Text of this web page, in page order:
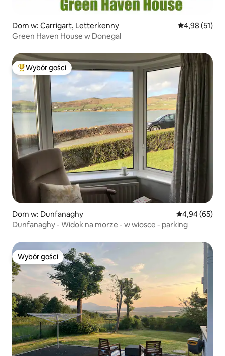
Dom w: Carrigart, Letterkenny Średnia
4,98 (51)
Green Haven House w Donegal
Najpopularniejsze z kategorii Wybór gości
Wybór gości
Dom w: Dunfanaghy Średnia
4,94 (65)
Dunfanaghy - Widok na morze - w wiosce - parking
Wybór gości
Wybór gości